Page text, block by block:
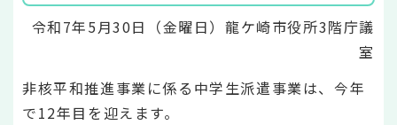
令和7年5月30日（金曜日）龍ケ崎市役所3階庁議
室
非核平和推進事業に係る中学生派遣事業は、今年
で12年目を迎えます。